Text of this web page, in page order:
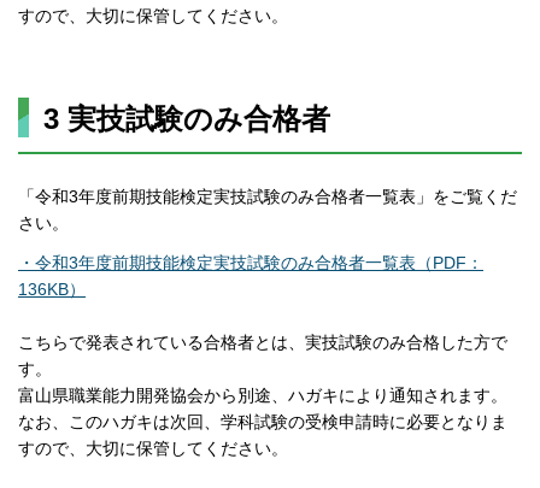
すので、大切に保管してください。
3 実技試験のみ合格者
「令和3年度前期技能検定実技試験のみ合格者一覧表」をご覧くだ
さい。
・令和3年度前期技能検定実技試験のみ合格者一覧表（PDF：
136KB）
こちらで発表されている合格者とは、実技試験のみ合格した方で
す。
富山県職業能力開発協会から別途、ハガキにより通知されます。
なお、このハガキは次回、学科試験の受検申請時に必要となりま
すので、大切に保管してください。